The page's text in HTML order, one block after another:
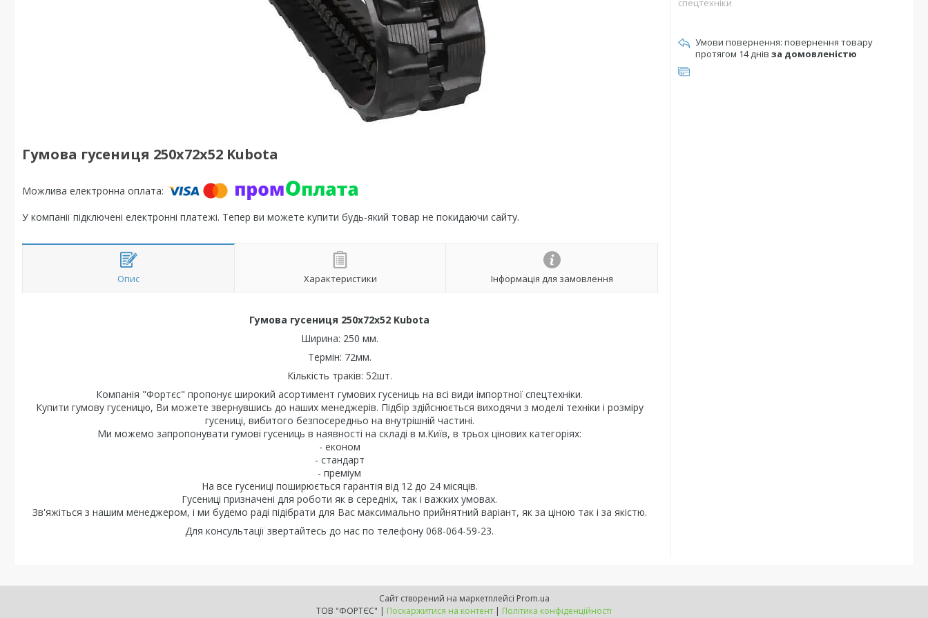
Гумова гусениця 250х72х52 Kubota
У компанії підключені електронні платежі. Тепер ви можете купити будь-який товар не покидаючи сайту.
Опис Характеристики Інформація для замовлення
Гумова гусениця 250х72х52 Kubota
Ширина: 250 мм.
Термін: 72мм.
Кількість траків: 52шт.
Компанія "Фортєс" пропонує широкий асортимент гумових гусениць на всі види імпортної спецтехніки.
Купити гумову гусеницю, Ви можете звернувшись до наших менеджерів. Підбір здійснюється виходячи з моделі техніки і розміру
гусениці, вибитого безпосередньо на внутрішній частині.
Ми можемо запропонувати гумові гусениць в наявності на складі в м.Київ, в трьох цінових категоріях:
- економ
- стандарт
- преміум
На все гусениці поширюється гарантія від 12 до 24 місяців.
Гусениці призначені для роботи як в середніх, так і важких умовах.
Зв'яжіться з нашим менеджером, і ми будемо раді підібрати для Вас максимально прийнятний варіант, як за ціною так і за якістю.
Для консультації звертайтесь до нас по телефону 068-064-59-23.
спецтехніки
повернення товару
протягом 14 днів за домовленістю
Сайт створений на маркетплейсі Prom.ua
ТОВ "ФОРТЄС" | Поскаржитися на контент | Політика конфіденційності